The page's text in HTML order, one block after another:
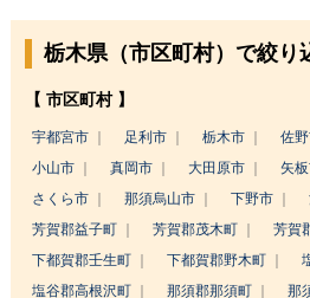
栃木県（市区町村）で絞り
【 市区町村 】
宇都宮市 足利市 栃木市 佐
小山市
真岡市 大田原市 矢
さくら市
那須烏山市 下野市
芳賀郡益子町
芳賀郡茂木町 芳賀
下都賀郡壬生町
下都賀郡野木町
塩谷郡高根沢町
那須郡那須町 那